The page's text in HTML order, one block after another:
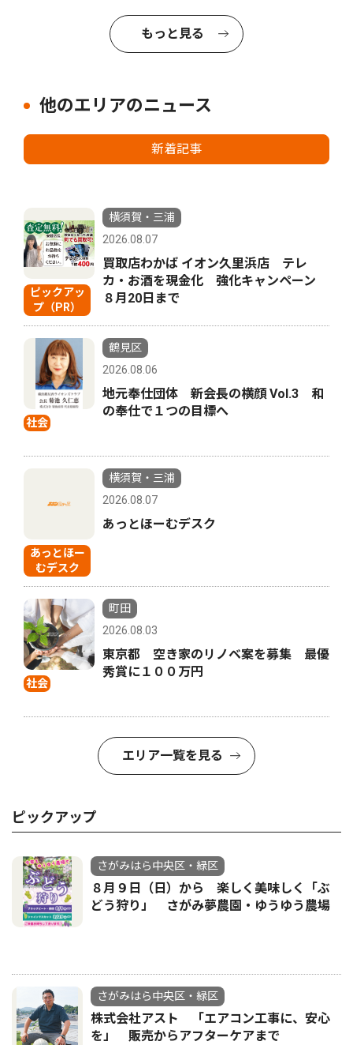
もっと見る
他のエリアのニュース
新着記事
ピックアッ
プ（PR）
横須賀・三浦
2026.08.07
買取店わかば イオン久里浜店 テレ
カ・お酒を現金化 強化キャンペーン
８月20日まで
社会
鶴見区
2026.08.06
地元奉仕団体 新会長の横顔 Vol.3 和
の奉仕で１つの目標へ
あっとほー
むデスク
横須賀・三浦
2026.08.07
あっとほーむデスク
社会
町田
2026.08.03
東京都 空き家のリノベ案を募集 最優
秀賞に１００万円
エリア一覧を見る
ピックアップ
さがみはら中央区・緑区
８月９日（日）から 楽しく美味しく「ぶ
どう狩り」 さがみ夢農園・ゆうゆう農場
さがみはら中央区・緑区
株式会社アスト 「エアコン工事に、安心
を」 販売からアフターケアまで